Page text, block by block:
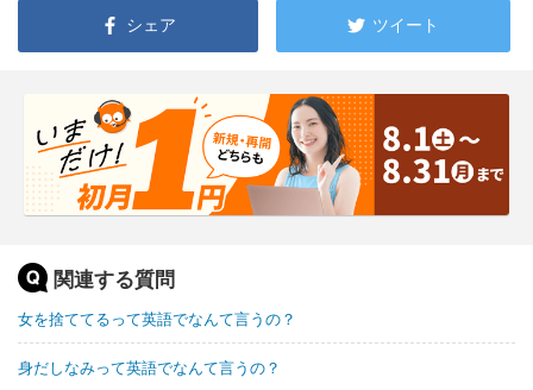
シェア ツイート
関連する質問
女を捨ててるって英語でなんて言うの？
身だしなみって英語でなんて言うの？